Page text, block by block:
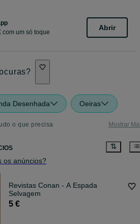
com um só toque
Abrir
Desenhada Oeiras
o que precisa Mostrar
os anúncios?
Revistas Conan - A Espada
Selvagem
5 €